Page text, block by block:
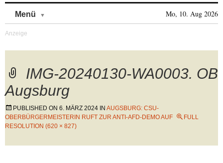
Menü Mo, 10. Aug 2026
IMG-20240130-WA0003. OB
Augsburg
PUBLISHED ON 6. MÄRZ 2024 IN AUGSBURG: CSU-
OBERBÜRGERMEISTERIN RUFT ZUR ANTI-AFD-DEMO AUF
FULL
RESOLUTION (620 × 827)